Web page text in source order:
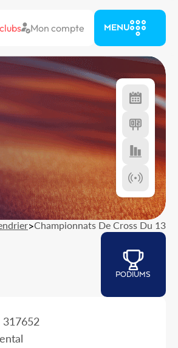
Mon compte MENU
>Championnats De Cross Du 13
PODIUMS